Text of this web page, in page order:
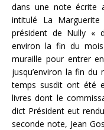
dans une note écrite
intitulé La
président de Nully «
environ la fin du
muraille pour entrer
jusqu’environ la fin
temps susdit ont été
livres dont le
dict Président eut
seconde note, Jean